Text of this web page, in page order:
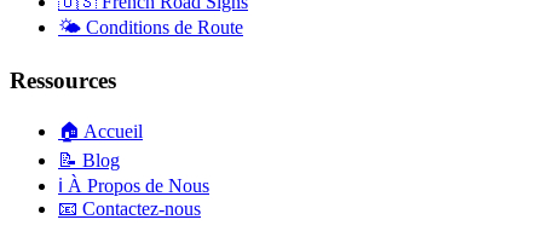
🌤️ Conditions de Route
Ressources
🏠 Accueil
📝 Blog
ℹ️ À Propos de Nous
📧 Contactez-nous